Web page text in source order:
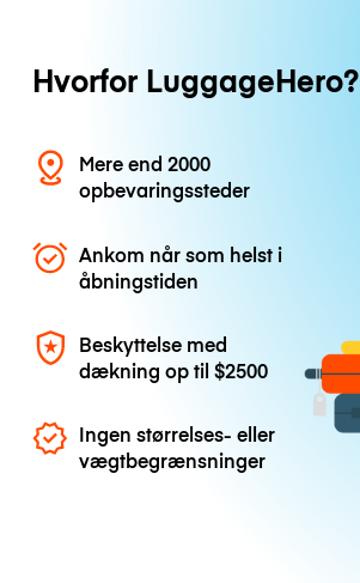
Hvorfor LuggageHero?
Mere end 2000
opbevaringssteder
Ankom når som helst i
åbningstiden
Beskyttelse med
dækning op til$2500
Ingen størrelses- eller
vægtbegrænsninger